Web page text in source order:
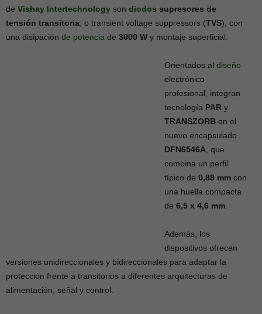
de Vishay Intertechnology son diodos supresores de
tensión transitoria , o transient voltage suppressors (TVS), con
una disipación de potencia de 3000 W y montaje superficial.
Orientados al diseño
electrónico
profesional, integran
tecnología PAR y
TRANSZORB en el
nuevo encapsulado
DFN6546A , que
combina un perfil
típico de 0,88 mm con
una huella compacta
de 6,5 x 4,6 mm
Además, los
dispositivos ofrecen
versiones unidireccionales y bidireccionales para adaptar la
protección frente a transitorios a diferentes arquitecturas de
alimentación, señal y control.